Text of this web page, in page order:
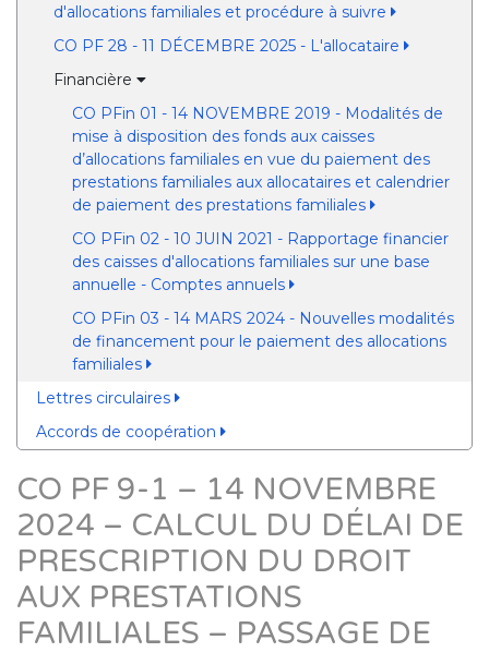
d'allocations familiales et procédure à suivre
CO PF 28 - 11 DÉCEMBRE 2025 - L'allocataire
Financière
CO PFin 01 - 14 NOVEMBRE 2019 - Modalités de
mise à disposition des fonds aux caisses
d’allocations familiales en vue du paiement des
prestations familiales aux allocataires et calendrier
de paiement des prestations familiales
CO PFin 02 - 10 JUIN 2021 - Rapportage financier
des caisses d'allocations familiales sur une base
annuelle - Comptes annuels
CO PFin 03 - 14 MARS 2024 - Nouvelles modalités
de financement pour le paiement des allocations
familiales
Lettres circulaires
Accords de coopération
CO PF 9-1 – 14 NOVEMBRE
2024 – CALCUL DU DÉLAI DE
PRESCRIPTION DU DROIT
AUX PRESTATIONS
FAMILIALES – PASSAGE DE